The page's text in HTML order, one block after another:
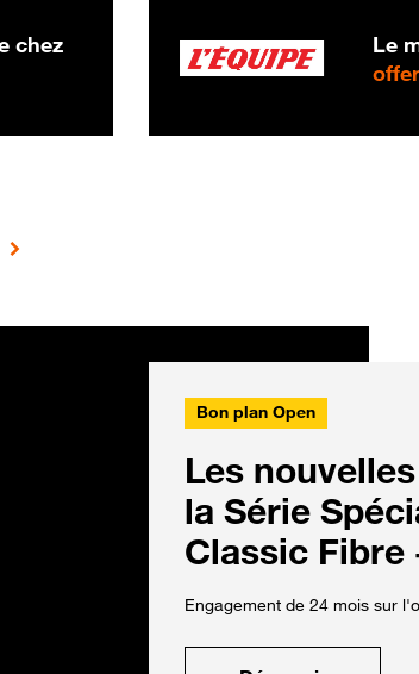
chez
Le
Bon plan Open
Les nouvelles
la Série
Classic Fibre
Engagement de 24 mois sur